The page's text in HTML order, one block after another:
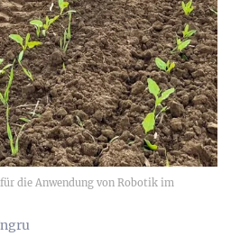
die Anwendung von Robotik im